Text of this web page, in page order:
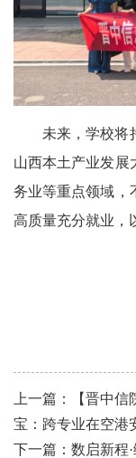
未来，学校将
山西本土产业发展
务业等重点领域，
高质量充分就业，
上一篇：【晋中
宝：跨专业在空港
下一篇：数启新